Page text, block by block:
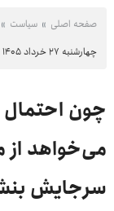
صفحه اصلی سیاست
چهارشنبه ۲۷ خرداد ۱۴۰۵ - ۰۸:۲۶
چون احتمال
می‌خواهد از
سرجایش